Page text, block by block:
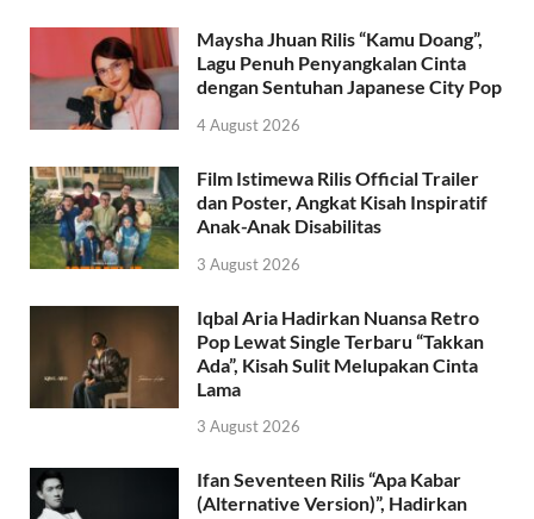
Maysha Jhuan Rilis “Kamu Doang”,
Lagu Penuh Penyangkalan Cinta
dengan Sentuhan Japanese City Pop
4 August 2026
Film Istimewa Rilis Official Trailer
dan Poster, Angkat Kisah Inspiratif
Anak-Anak Disabilitas
3 August 2026
Iqbal Aria Hadirkan Nuansa Retro
Pop Lewat Single Terbaru “Takkan
Ada”, Kisah Sulit Melupakan Cinta
Lama
3 August 2026
Ifan Seventeen Rilis “Apa Kabar
(Alternative Version)”, Hadirkan